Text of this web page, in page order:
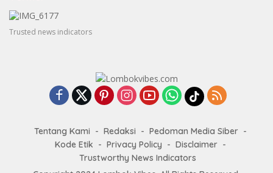
Trusted news indicators
Tentang Kami Redaksi
Pedoman Media Siber
Kode Etik
Privacy Policy
Disclaimer
Trustworthy News Indicators